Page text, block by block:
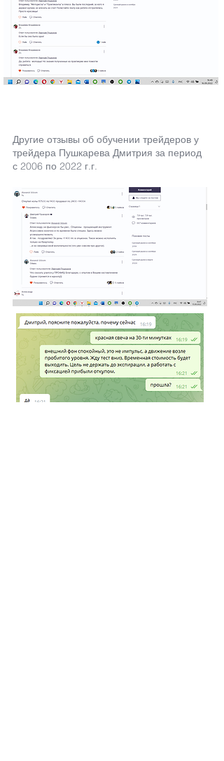
Другие отзывы об обучении трейдеров у
трейдера Пушкарева Дмитрия за период
с 2006 по 2022 г.г.